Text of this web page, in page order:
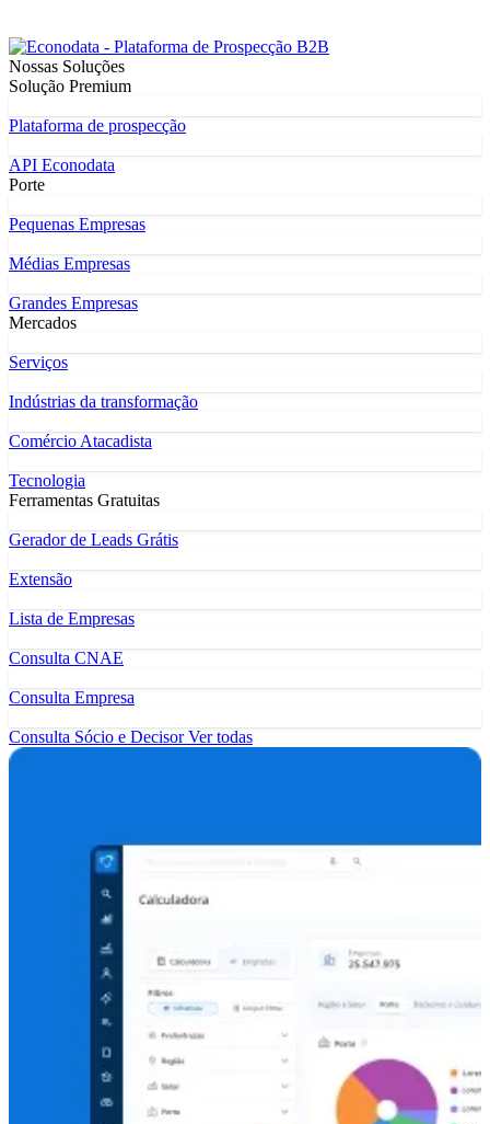
Nossas Soluções
Solução Premium
Plataforma de prospecção
API Econodata
Porte
Pequenas Empresas
Médias Empresas
Grandes Empresas
Mercados
Serviços
Indústrias da transformação
Comércio Atacadista
Tecnologia
Ferramentas Gratuitas
Gerador de Leads Grátis
Extensão
Lista de Empresas
Consulta CNAE
Consulta Empresa
Consulta Sócio e DecisorVer todas